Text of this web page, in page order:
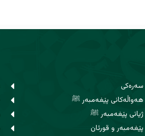
سەرەکی
هەواڵەکانی پێغەمبەر ﷺ
ژیانی پێغەمبەر ﷺ
پێغەمبەر و قورئان